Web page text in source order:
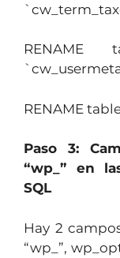
RENAME
RENAME
Paso 3:
“wp_” en
SQL
Hay 2
“wp_”,